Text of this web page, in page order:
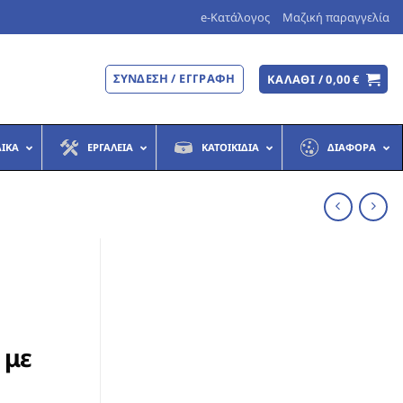
e-Κατάλογος Μαζική παραγγελία
ΣΎΝΔΕΣΗ / ΕΓΓΡΑΦΉ ΚΑΛΆΘΙ /0,00€
ΕΡΓΑΛΕΊΑ ΚΑΤΟΙΚΊΔΙΑ ΔΙΆΦΟΡΑ